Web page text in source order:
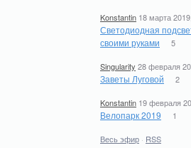
Konstantin 18 марта
Светодиодная
своими руками
5
Singularity 28 февраля
Заветы Луговой 2
Konstantin 19 февраля
Велопарк 2019 1
Весь эфир · RSS